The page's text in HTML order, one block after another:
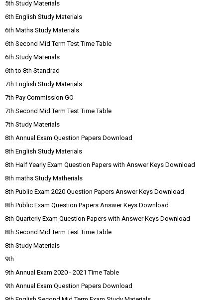
5th Study Materials
6th English Study Materials
6th Maths Study Materials
6th Second Mid Term Test Time Table
6th Study Materials
6th to 8th Standrad
7th English Study Materials
7th Pay Commission GO
7th Second Mid Term Test Time Table
7th Study Materials
8th Annual Exam Question Papers Download
8th English Study Materials
8th Half Yearly Exam Question Papers with Answer Keys Download
8th maths Study Matherials
8th Public Exam 2020 Question Papers Answer Keys Download
8th Public Exam Question Papers Answer Keys Download
8th Quarterly Exam Question Papers with Answer Keys Download
8th Second Mid Term Test Time Table
8th Study Materials
9th
9th Annual Exam 2020 - 2021 Time Table
9th Annual Exam Question Papers Download